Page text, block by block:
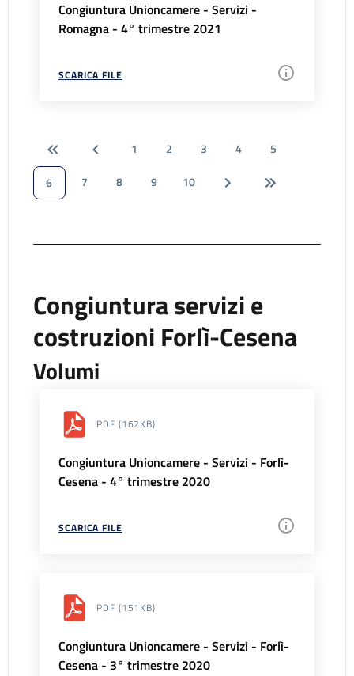
Congiuntura Unioncamere - Servizi -
Romagna - 4° trimestre 2021
SCARICA FILE
1 2 3 4
5
6
7 8 9 10
Congiuntura servizi e
costruzioni Forlì-Cesena
Volumi
PDF (162KB)
Congiuntura Unioncamere - Servizi - Forlì-
Cesena - 4° trimestre 2020
SCARICA FILE
PDF (151KB)
Congiuntura Unioncamere - Servizi - Forlì-
Cesena - 3° trimestre 2020